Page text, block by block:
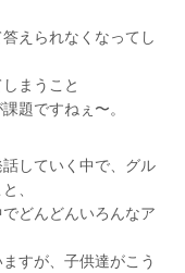
えられなくなってし
まうこと
題ですねぇ〜。
していく中で、グル
、
どんどんいろんなア
すが、子供達がこう